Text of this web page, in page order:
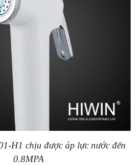
H1 chịu được áp lực nước đến
0.8MPA